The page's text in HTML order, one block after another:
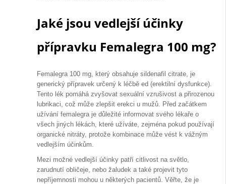
Jaké jsou vedlejší účinky
přípravku Femalegra 100 mg?
Femalegra 100 mg, který obsahuje sildenafil citrate, je
generický přípravek určený k léčbě ed (erektilní dysfunkce).
Tento lék pomáhá zvyšovat sexuální vzrušivost a přirozenou
lubrikaci, což může zlepšit erekci u mužů. Před začátkem
užívání femalegra je důležité informovat svého lékaře o
všech jiných lékách, které užíváte, zejména pokud používají
organické nitráty, protože kombinace může vést k vážným
vedlejším účinkům.
Mezi možné vedlejší účinky patří citlivost na světlo,
zarudnutí obličeje, nebo žaludek a také projevit tyto
nepříjemnosti mohou u některých pacientů. Věřte, že je